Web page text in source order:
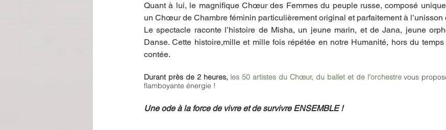
Quant à lui, le magnifique Chœur des Femmes du peuple russe, composé
un Chœur de Chambre féminin particulièrement original et parfaitement à l’unisson
Le spectacle raconte l’histoire de Misha, un jeune marin, et de Jana, jeune
Danse. Cette histoire,mille et mille fois répétée en notre Humanité, hors du temps
contée.
Durant près de 2 heures, les 50 artistes du Chœur, du ballet et de l’orchestre vous
flamboyante énergie !
Une ode à la force de vivre et de survivre ENSEMBLE !